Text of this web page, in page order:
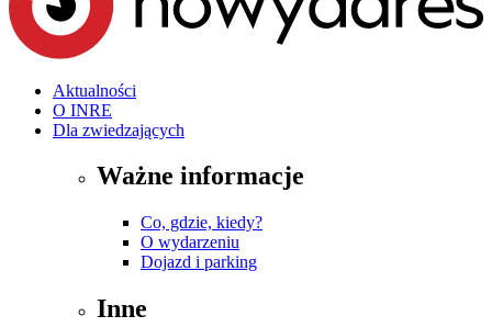
Aktualności
O INRE
Dla zwiedzających
Ważne informacje
Co, gdzie, kiedy?
O wydarzeniu
Dojazd i parking
Inne